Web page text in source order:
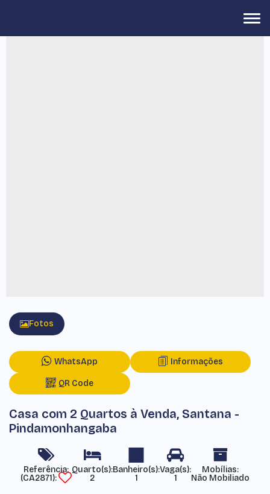
Fotos
WhatsApp Informações
QR Code
Casa com 2 Quartos à Venda, Santana -
Pindamonhangaba
Referência:
(CA2871)
2 1 1
Mobílias:
Não Mobiliado